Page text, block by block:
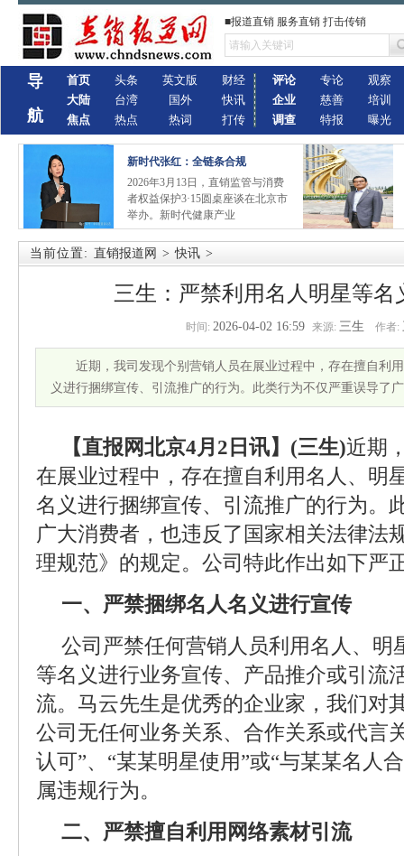
■报道直销 服务直销 打击传销
导
航
首页
大陆
焦点
头条
台湾
热点
英文版
国外
热词
财经
快讯
打传
评论
企业
调查
专论
慈善
特报
观察
培训
曝光
新时代张红：全链条合规
2026年3月13日，直销监管与消费
者权益保护3·15圆桌座谈在北京市
举办。新时代健康产业
当前位置: 直销报道网 > 快讯 >
三生：严禁利用名人明星等名
时间: 2026-04-02 16:59 来源: 三生 作者:
近期，我司发现个别营销人员在展业过程中，存在擅自利
义进行捆绑宣传、引流推广的行为。此类行为不仅严重误导了
【直报网北京4月2日讯】(三生)近期
在展业过程中，存在擅自利用名人、明
名义进行捆绑宣传、引流推广的行为。
广大消费者，也违反了国家相关法律法
理规范》的规定。公司特此作出如下严
一、严禁捆绑名人名义进行宣传
公司严禁任何营销人员利用名人、明
等名义进行业务宣传、产品推介或引流
流。马云先生是优秀的企业家，我们对
公司无任何业务关系、合作关系或代言
认可”、“某某明星使用”或“与某某名人
属违规行为。
二、严禁擅自利用网络素材引流